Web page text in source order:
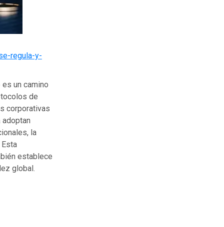
regula-y-
un camino
de
corporativas
la
establece
global.